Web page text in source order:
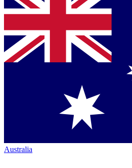
Australia